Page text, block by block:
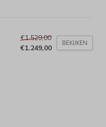
€1.529,00
€1.249,00
BEKIJKEN